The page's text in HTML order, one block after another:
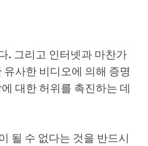
. 그리고 인터넷과 마찬가
사한 비디오에 의해 증명
대한 허위를 촉진하는 데
될 수 없다는 것을 반드시